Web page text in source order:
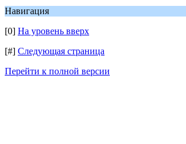
Навигация
[0] На уровень вверх
[#] Следующая страница
Перейти к полной версии